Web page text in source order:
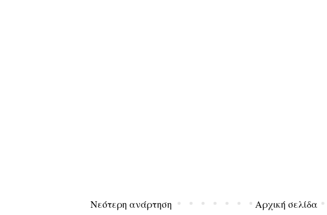
Νεότερη ανάρτηση Αρχική σελίδα